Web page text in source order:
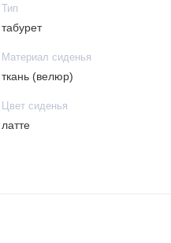
Тип
табурет
Материал сиденья
ткань (велюр)
Цвет сиденья
латте